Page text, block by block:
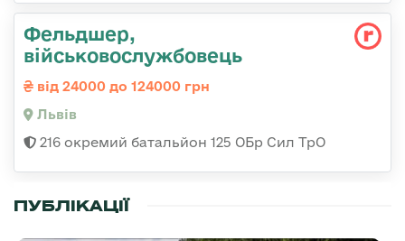
Фельдшер,
військовослужбовець
від 24000 до 124000 грн
Львів
216 окремий батальйон 125 ОБр Сил ТрО
ПУБЛІКАЦІЇ